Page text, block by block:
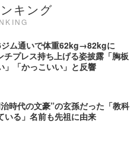
キング
ム通いで体重62kg→82kgに
チプレス持ち上げる姿披露「胸板
」「かっこいい」と反響
時代の文豪”の玄孫だった「教科
いる」名前も先祖に由来